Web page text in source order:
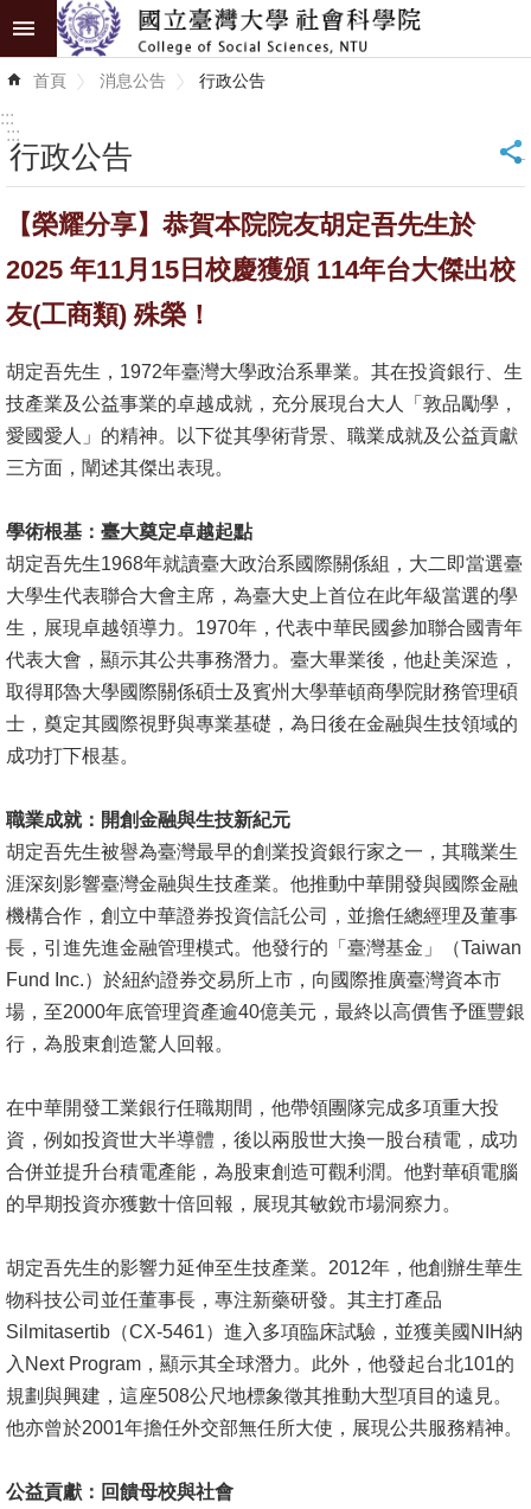
跳到主要內容區塊
進
階
識
學
術
單
位
究
消
息
公
告
國
際
高
教
深
耕
辦
法
及
件
心
輔
學
輔
教
資
首頁 消息公告 行政公告
:::
:::
行政公告 _
【榮耀分享】恭賀本院院友胡定吾先生於
2025 年11月15日校慶獲頒 114年台大傑出校
友(工商類) 殊榮！
胡定吾先生，1972年臺灣大學政治系畢業。其在投資銀行、生
技產業及公益事業的卓越成就，充分展現台大人「敦品勵學，
愛國愛人」的精神。以下從其學術背景、職業成就及公益貢獻
三方面，闡述其傑出表現。
學術根基：臺大奠定卓越起點
胡定吾先生1968年就讀臺大政治系國際關係組，大二即當選臺
大學生代表聯合大會主席，為臺大史上首位在此年級當選的學
生，展現卓越領導力。1970年，代表中華民國參加聯合國青年
代表大會，顯示其公共事務潛力。臺大畢業後，他赴美深造，
取得耶魯大學國際關係碩士及賓州大學華頓商學院財務管理碩
士，奠定其國際視野與專業基礎，為日後在金融與生技領域的
成功打下根基。
職業成就：開創金融與生技新紀元
胡定吾先生被譽為臺灣最早的創業投資銀行家之一，其職業生
涯深刻影響臺灣金融與生技產業。他推動中華開發與國際金融
機構合作，創立中華證券投資信託公司，並擔任總經理及董事
長，引進先進金融管理模式。他發行的「臺灣基金」（Taiwan
Fund Inc.）於紐約證券交易所上市，向國際推廣臺灣資本市
場，至2000年底管理資產逾40億美元，最終以高價售予匯豐銀
行，為股東創造驚人回報。
在中華開發工業銀行任職期間，他帶領團隊完成多項重大投
資，例如投資世大半導體，後以兩股世大換一股台積電，成功
合併並提升台積電產能，為股東創造可觀利潤。他對華碩電腦
的早期投資亦獲數十倍回報，展現其敏銳市場洞察力。
胡定吾先生的影響力延伸至生技產業。2012年，他創辦生華生
物科技公司並任董事長，專注新藥研發。其主打產品
Silmitasertib（CX-5461）進入多項臨床試驗，並獲美國NIH納
入Next Program，顯示其全球潛力。此外，他發起台北101的
規劃與興建，這座508公尺地標象徵其推動大型項目的遠見。
他亦曾於2001年擔任外交部無任所大使，展現公共服務精神。
公益貢獻：回饋母校與社會